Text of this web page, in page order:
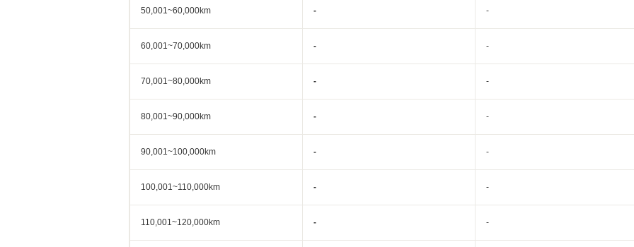
50,001~60,000km - -
60,001~70,000km - -
70,001~80,000km - -
80,001~90,000km - -
90,001~100,000km - -
100,001~110,000km - -
110,001~120,000km - -